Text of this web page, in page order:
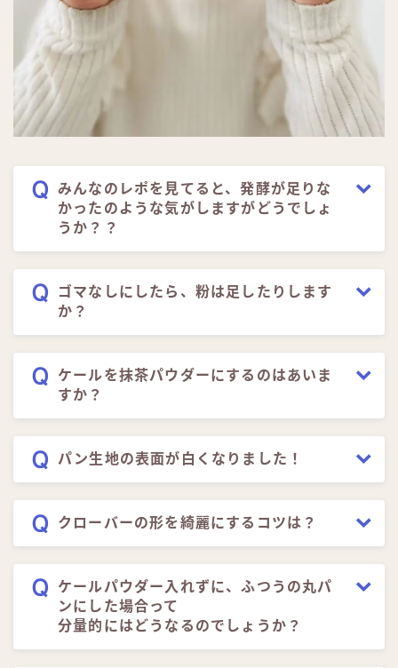
みんなのレポを見てると、発酵が足りな
かったのような気がしますがどうでしょ
うか？？
ゴマなしにしたら、粉は足したりします
か？
ケールを抹茶パウダーにするのはあいま
すか？
パン生地の表面が白くなりました！
クローバーの形を綺麗にするコツは？
ケールパウダー入れずに、ふつうの丸パ
ンにした場合って
分量的にはどうなるのでしょうか？